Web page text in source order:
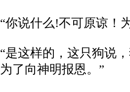
“你说什么!不可原谅！
“是这样的，这只狗说
为了向神明报恩。”